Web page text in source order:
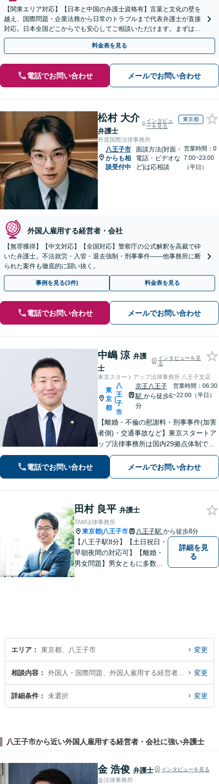
【関東エリア対応】【日本と中国の弁護士資格有】言葉と文化の壁を
越え、国際問題・企業法務から日常のトラブルまで代表弁護士が直接
対応。日本全国どこからでも安心してご相談いただけます。まずは一
歩を踏み出してみませんか。【初回相談無料】
料金表を見る
電話でお問い合わせ メールでお問い合わせ
松村 大介
弁護士
インタビュ
ーを見る
東京都
舟渡国際法律事務所
八王子市
からも相
談受付中
面談方法(対面・
電話・ビデオな
ど)は応相談
営業時間：0
7:00~23:00
（平日）
外国人雇用する経営者・会社
【無罪獲得】【中文対応】【全国対応】警察庁の公式解釈を高裁で砕
いた弁護士。不法就労・入管・退去強制・刑事事件——他事務所に断
られた案件も徹底的に闘い抜く。
事例を見る(3件) 料金表を見る
電話でお問い合わせ メールでお問い合わせ
中嶋 涼 弁護
士
インタビューを見
る
東京スタートアップ法律事務所 八王子支店
東
京
都
|
八
王
子
市
京王八王子
駅 から徒歩6
分
営業時間：06:30
~22:00（平日）
【離婚・不倫の慰謝料・刑事事件(加害
者側)・交通事故など】東京スタートア
ップ法律事務所は国内29拠点体制で全
国対応！【ご自宅からの電話相談にも
対応(法律相談は完全予約制)】各分野で
専門性の高い弁護士が寄り添い解決を
電話でお問い合わせ メールでお問い合わせ
田村 良平 弁護士
TAM法律事務所
東京都|八王子市 八王子駅 から徒歩8分
【八王子駅8分】【土日祝日・
早朝夜間の対応可】【離婚・
男女問題】男女ともに多数実
詳細を見
る
エリア 東京都、八王子市 変更
相談内容 変更
詳細条件 未選択 変更
八王子市から近い外国人雇用する経営者・会社に強い弁護士
金 浩俊 弁護士 インタビューを見る
金法律事務所